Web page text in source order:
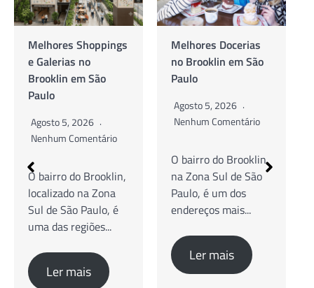
Melhores Docerias
no Brooklin em São
Paulo
Nenhum Comentário
O bairro do Brooklin,
na Zona Sul de São
Paulo, é um dos
endereços mais...
Ler mais
As Melhores
Cafeterias no
Brooklin em São
Agosto 5, 2026
Guia Completo de
Cafés Especiais,
Brunch e Coworking
na Zona Sul...